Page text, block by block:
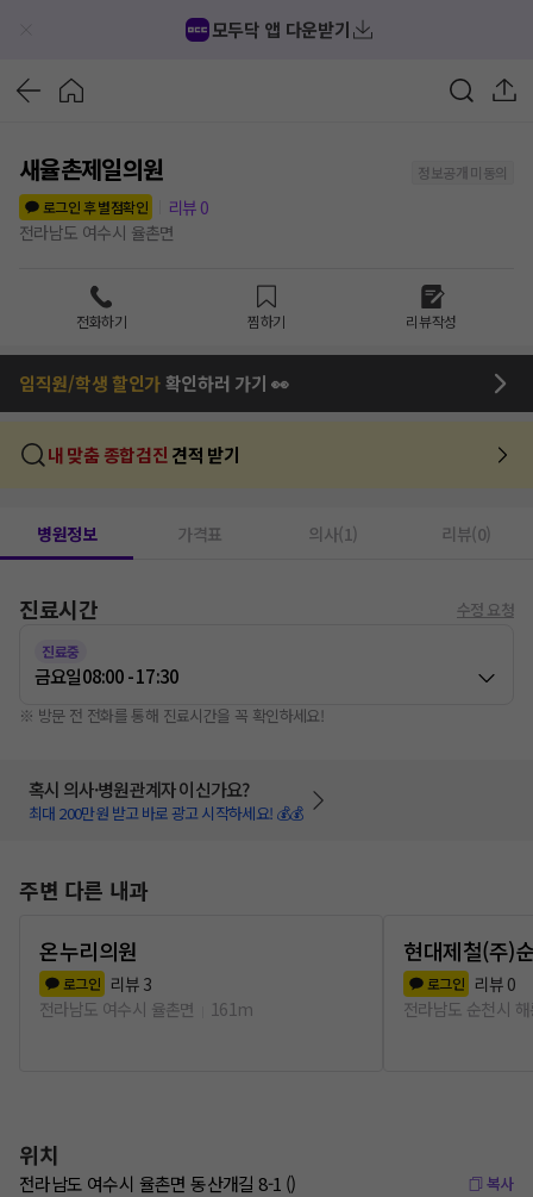
모두닥 앱 다운받기
새율촌제일의원
정보공개 미동의
로그인 후 별점확인
리뷰 0
전라남도 여수시 율촌면
전화하기 찜하기 리뷰작성
임직원/학생 할인가확인하러 가기 👀
내 맞춤 종합검진 견적 받기
병원정보 가격표 의사(1) 리뷰(0)
진료시간 수정 요청
진료중
금요일08:00 - 17:30
※ 방문 전 전화를 통해 진료시간을 꼭 확인하세요!
혹시 의사·병원관계자 이신가요?
최대 200만원 받고 바로 광고 시작하세요! 💰💰
주변 다른 내과
온누리의원
로그인 리뷰 3
전라남도 여수시 율촌면
161m
현대제철(주)
로그인 리뷰 0
전라남도 순천시
위치
전라남도 여수시 율촌면 동산개길 8-1 () 복사